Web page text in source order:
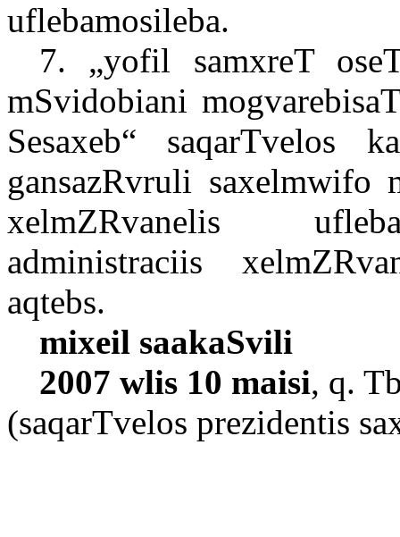
uflebamosileba.
7. „yofil samxreT
mSvidobiani
Sesaxeb“ saqarTvelos
gansazRvruli saxelmwifo
xelmZRvanelis
administraciis
aqtebs.
mixeil saakaSvili
2007 wlis 10 maisi, q.
(saqarTvelos prezidentis